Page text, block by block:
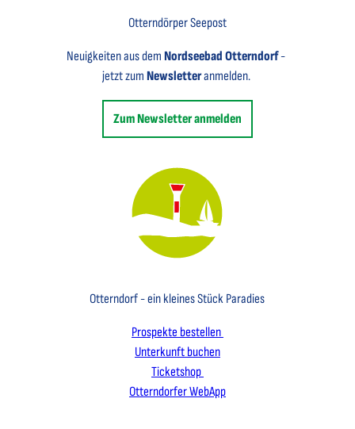
Otterndörper Seepost
Neuigkeiten aus demNordseebad Otterndorf-
jetzt zum Newsletteranmelden.
Zum Newsletter anmelden
Otterndorf - ein kleines Stück Paradies
Prospekte bestellen
Unterkunft buchen
Ticketshop
Otterndorfer WebApp